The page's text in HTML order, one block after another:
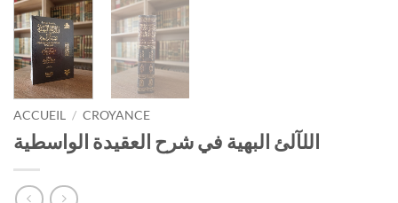
ACCUEIL / CROYANCE
اللآلئ البهية في شرح العقيدة الواسطية